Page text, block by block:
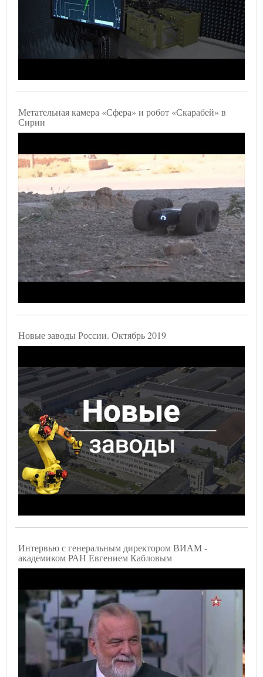
Метательная камера «Сфера» и робот «Скарабей» в
Сирии
Новые заводы России. Октябрь 2019
Интервью с генеральным директором ВИАМ -
академиком РАН Евгением Кабловым